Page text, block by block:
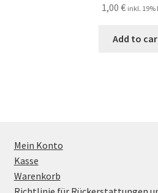
1,00 € inkl. 19%
Add to
Mein Konto
Kasse
Warenkorb